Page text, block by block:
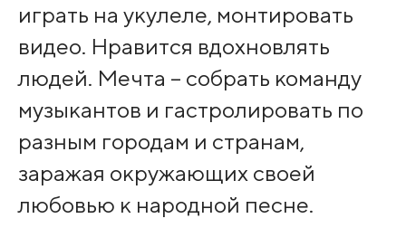
играть на укулеле, монтировать
видео. Нравится вдохновлять
людей. Мечта – собрать команду
музыкантов и гастролировать по
разным городам и странам,
заражая окружающих своей
любовью к народной песне.